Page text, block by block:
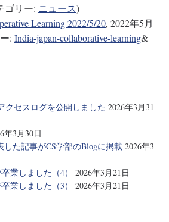
ゴリー: ニュース)
Learning 2022/5/20, 2022年5月
: India-japan-collaborative-learning&
クセスログを公開しました 2026年3月31
年3月30日
した記事がCS学部のBlogに掲載 2026年3
業しました（4）
2026年3月21日
業しました（3）
2026年3月21日